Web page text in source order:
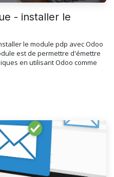
- installer le
le module pdp avec Odoo
est de permettre d'émettre
en utilisant Odoo comme